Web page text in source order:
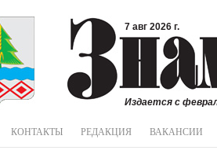
7 авг 2026 г.
Издается с
КОНТАКТЫ РЕДАКЦИЯ ВАКАНСИИ